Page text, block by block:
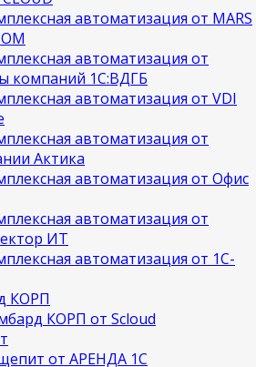
автоматизация от MARS
автоматизация от
компаний 1С:ВДГБ
автоматизация от VDI
автоматизация от
Актика
автоматизация от Офис
автоматизация от
ИТ
автоматизация от 1С-
КОРП
КОРП от Scloud
от АРЕНДА 1С